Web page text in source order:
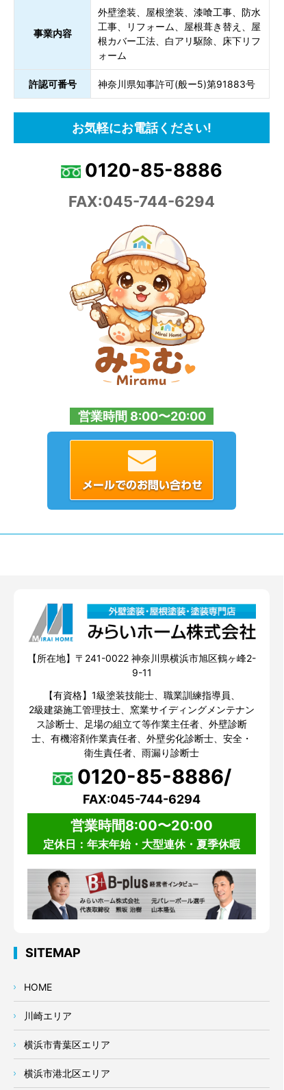
事業内容
外壁塗装、屋根塗装、漆喰工事、防水
工事、リフォーム、屋根葺き替え、屋
根カバー工法、白アリ駆除、床下リフ
ォーム
許認可番号 神奈川県知事許可(般ー5)第91883号
お気軽にお電話ください!
0120-85-8886
FAX:045-744-6294
営業時間 8:00〜20:00
【所在地】〒241-0022 神奈川県横浜市旭区鶴ヶ峰2-
9-11
【有資格】1級塗装技能士、職業訓練指導員、
2級建築施工管理技士、窯業サイディングメンテナン
ス診断士、足場の組立て等作業主任者、外壁診断
士、有機溶剤作業責任者、外壁劣化診断士、安全・
衛生責任者、雨漏り診断士
0120-85-8886/
FAX:045-744-6294
営業時間8:00〜20:00
定休日：年末年始・大型連休・夏季休暇
SITEMAP
HOME
川崎エリア
横浜市青葉区エリア
横浜市港北区エリア